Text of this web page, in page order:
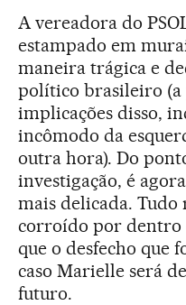
A vereadora do
estampado em
maneira trágica e
político brasileiro (a
implicações disso,
incômodo da
outra hora). Do
investigação, é
mais delicada. Tudo
corroído por dentro
que o desfecho que
caso Marielle será
futuro.